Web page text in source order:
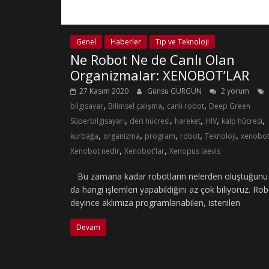
Genel Haberler Tıp ve Teknoloji
Ne Robot Ne de Canlı Olan
Organizmalar: XENOBOT’LAR
27 Kasım 2020 Günsu GÜRGÜN
2 yorum
bilgisayar, Bilimsel çalışma, canlı robot, Deep Green
Süperbilgisayarı, deri hücresi, hareket, HIV, kalp hücresi,
kurbağa, organizma, program, robot, Teknoloji, xenobot
Xenobot nedir, Xenobot'lar, Xenopus laevis
Bu zamana kadar robotların nelerden oluştuğunu
da hangi işlemleri yapabildiğini az çok biliyoruz.
deyince aklımıza programlanabilen, istenilen
Devam